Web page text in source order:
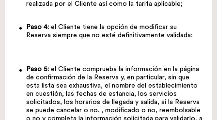
realizada por el Cliente así como la tarifa aplicable;
Paso 4: el Cliente tiene la opción de modificar su
Reserva siempre que no esté definitivamente validada;
Paso 5: el Cliente comprueba la información en la página
de confirmación de la Reserva y, en particular, sin que
esta lista sea exhaustiva, el nombre del establecimiento
en cuestión, las fechas de estancia, los servicios
solicitados, los horarios de llegada y salida, si la Reserva
se puede cancelar o no. , modificado o no, reembolsable
o no y completa la información solicitada para validarlo, a